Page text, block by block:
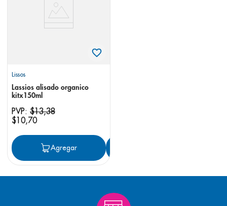
Lissos
Lassios alisado organico
kitx150ml
PVP: $13,38
$10,70
Agregar
panolini